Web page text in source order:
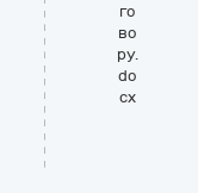
го
во
ру.
do
cx